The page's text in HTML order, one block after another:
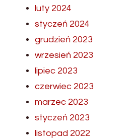
luty 2024
styczeń 2024
grudzień 2023
wrzesień 2023
lipiec 2023
czerwiec 2023
marzec 2023
styczeń 2023
listopad 2022